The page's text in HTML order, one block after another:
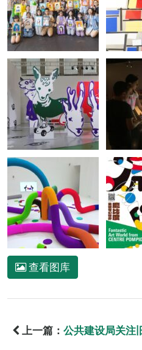
查看图库
上一篇： 公共建设局关注